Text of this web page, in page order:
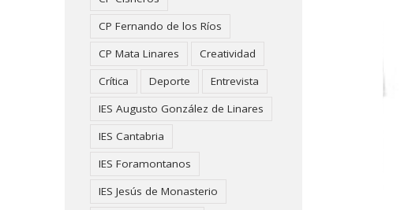
CP Fernando de los Ríos
CP Mata Linares
Creatividad
Crítica
Deporte
Entrevista
IES Augusto González de Linares
IES Cantabria
IES Foramontanos
IES Jesús de Monasterio